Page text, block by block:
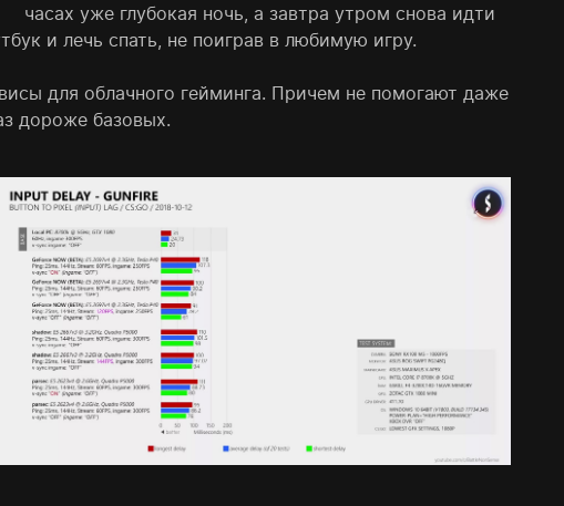
часах уже глубокая ночь, а завтра утром снова идти
и лечь спать, не поиграв в любимую игру.
для облачного гейминга. Причем не помогают даже
дороже базовых.